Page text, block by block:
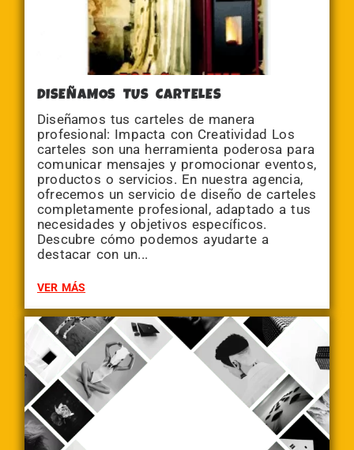
DISEÑAMOS TUS CARTELES
Diseñamos tus carteles de manera
profesional: Impacta con Creatividad Los
carteles son una herramienta poderosa para
comunicar mensajes y promocionar eventos,
productos o servicios. En nuestra agencia,
ofrecemos un servicio de diseño de carteles
completamente profesional, adaptado a tus
necesidades y objetivos específicos.
Descubre cómo podemos ayudarte a
destacar con un...
VER MÁS